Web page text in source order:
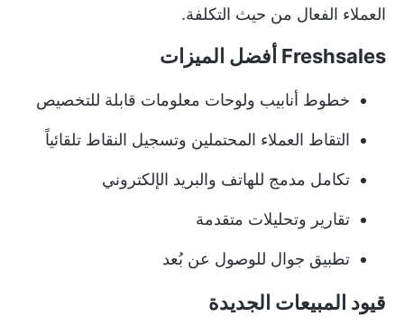
العملاء الفعال من حيث التكلفة.
Freshsales أفضل الميزات
خطوط أنابيب ولوحات معلومات قابلة للتخصيص
التقاط العملاء المحتملين وتسجيل النقاط تلقائياً
تكامل مدمج للهاتف والبريد الإلكتروني
تقارير وتحليلات متقدمة
تطبيق جوال للوصول عن بُعد
قيود المبيعات الجديدة